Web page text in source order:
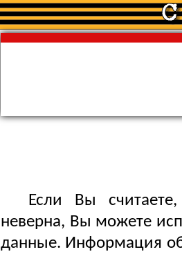
Если Вы
неверна, Вы можете
данные. Информация